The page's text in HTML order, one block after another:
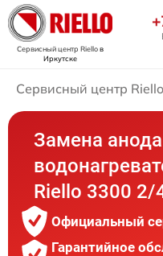
Сервисный центр Rielloв
Иркутске
Сервисный центр Riello
Замена анода
Riello 3300 2/
Официальный
Гарантийное